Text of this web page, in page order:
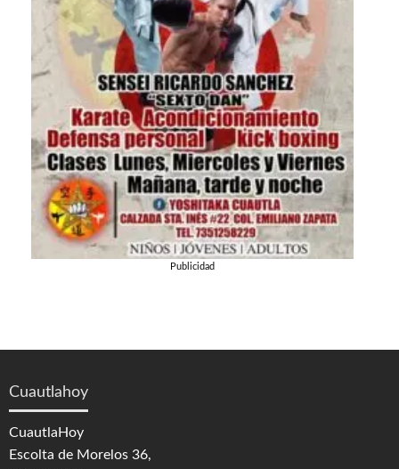
Publicidad
Cuautlahoy
CuautlaHoy
Escolta de Morelos 36,